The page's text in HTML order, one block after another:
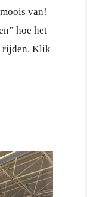
van!
hoe het
rijden. Klik